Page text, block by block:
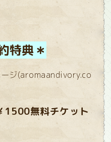
特典＊
ジ(aromaandivory.co
1500無料チケット